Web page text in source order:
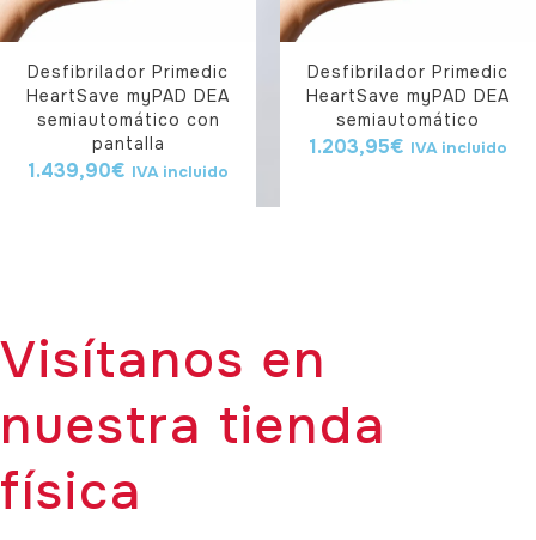
Desfibrilador Primedic
HeartSave myPAD DEA
semiautomático con
pantalla
1.439,90€ IVA incluido
Desfibrilador Primedic
HeartSave myPAD DEA
semiautomático
1.203,95€ IVA incluido
Visítanos en
nuestra tienda
física